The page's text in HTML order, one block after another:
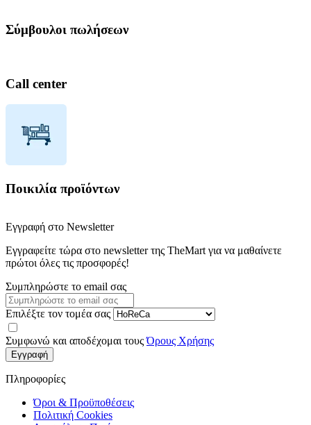
Σύμβουλοι πωλήσεων
Call center
Ποικιλία προϊόντων
Εγγραφή στο Newsletter
Εγγραφείτε τώρα στο newsletter της TheMart για να μαθαίνετε
πρώτοι όλες τις προσφορές!
Συμπληρώστε το email σας
Επιλέξτε τον τομέα σας
Συμφωνώ και αποδέχομαι τουςΌρους Χρήσης
Εγγραφή
Πληροφορίες
Όροι & Προϋποθέσεις
Πολιτική Cookies